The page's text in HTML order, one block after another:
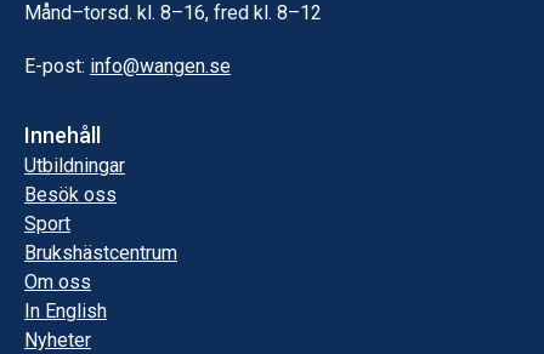
Månd–torsd. kl. 8–16, fred kl. 8–12
E-post: info@wangen.se
Innehåll
Utbildningar
Besök oss
Sport
Brukshästcentrum
Om oss
In English
Nyheter